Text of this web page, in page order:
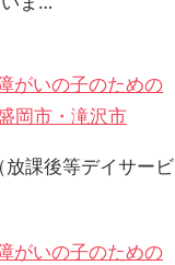
がいの子のための
岡市・滝沢市
放課後等デイサービ
がいの子のための